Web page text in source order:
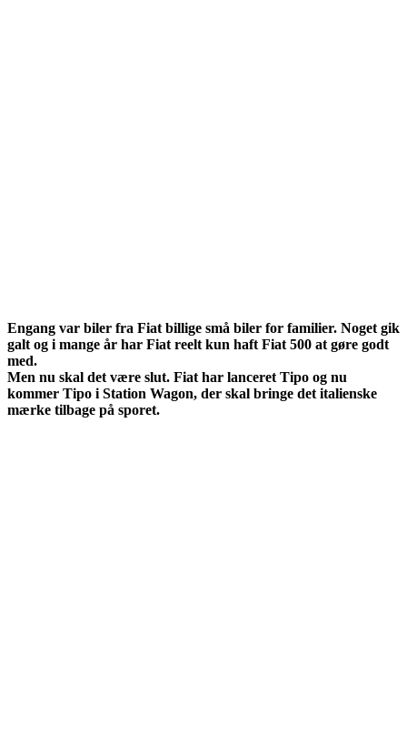
Engang var biler fra Fiat billige små biler for familier. Noget gik
galt og i mange år har Fiat reelt kun haft Fiat 500 at gøre godt
med.
Men nu skal det være slut. Fiat har lanceret Tipo og nu
kommer Tipo i Station Wagon, der skal bringe det italienske
mærke tilbage på sporet.